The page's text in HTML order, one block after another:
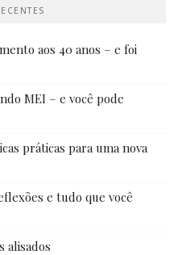
aos 40 anos – e foi
MEI – e você pode
práticas para uma nova
e tudo que você
alisados